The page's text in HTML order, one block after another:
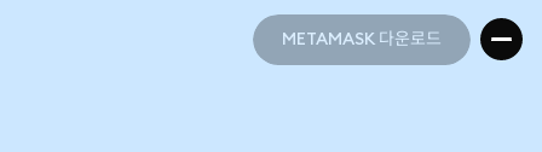
METAMASK 다운로드